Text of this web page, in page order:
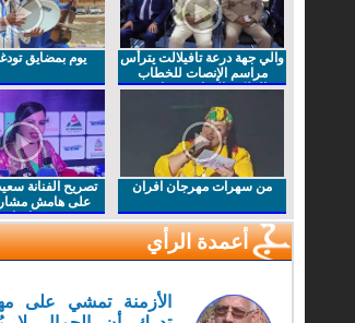
والي جهة درعة تافيلالت يترأس
مراسم الإنصات للخطاب
الملكي السامي بمناسبة
يوم بمضايق
من سهرات مهرجان افران
تصريح الفنانة
على هامش
مهرجان
أعمدة الرأي
الأزمنة تمشي على